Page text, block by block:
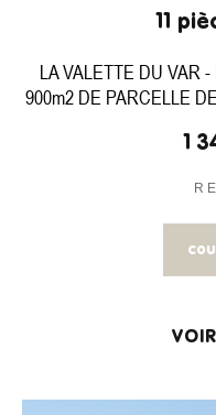
11
LA VALETTE DU VAR
900m2 DE PARCELLE
1